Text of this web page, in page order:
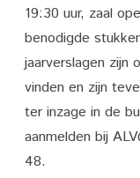
2021
19:30 uur, zaal
benodigde
jaarverslagen zijn
vinden en zijn
ter inzage in de
aanmelden bij
48.